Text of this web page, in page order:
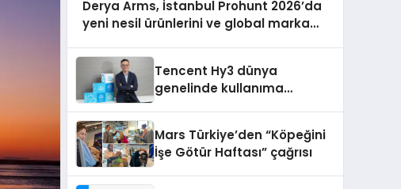
Derya Arms, İstanbul Prohunt 2026’da
yeni nesil ürünlerini ve global marka
Tencent Hy3 dünya
genelinde kullanıma
Mars Türkiye’den “Köpeğini
İşe Götür Haftası” çağrısı